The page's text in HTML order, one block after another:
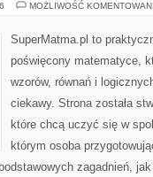
MOŻLIWOŚĆ
SuperMatma.pl to
poświęcony matematyce,
wzorów, równań i
ciekawy. Strona została
które chcą uczyć się w
którym osoba
zagadnień,